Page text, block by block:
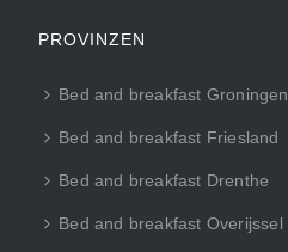
PROVINZEN
Bed and breakfast Groningen
Bed and breakfast Friesland
Bed and breakfast Drenthe
Bed and breakfast Overijssel